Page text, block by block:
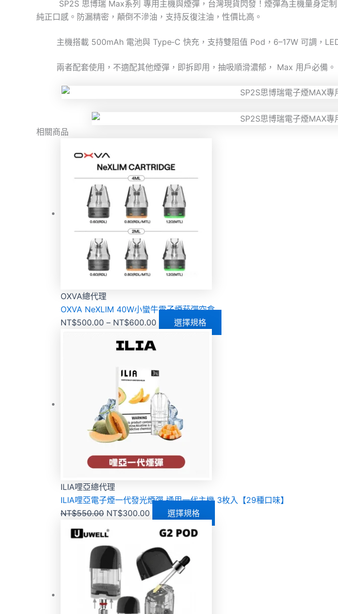
SP2S 思博瑞 Max系列 專用主機與煙彈，台灣現貨閃發！煙彈為主機量身定制
純正口感。防漏精密，顛倒不滲油，支持反復注油，性價比高。
主機搭載 500mAh 電池與 Type‑C 快充，支持雙阻值 Pod，6–17W 可調，
兩者配套使用，不適配其他煙彈，即拆即用，抽吸順滑濃郁， Max 用戶必備。
相關商品
OXVA總代理
OXVA NeXLIM 40W小蠻牛電子煙菸彈空倉
NT$500.00 – NT$600.00 選擇規格
ILIA哩亞總代理
ILIA哩亞電子煙一代發光煙彈 通用一代主機 3枚入【29種口味】
NT$550.00 NT$300.00 選擇規格